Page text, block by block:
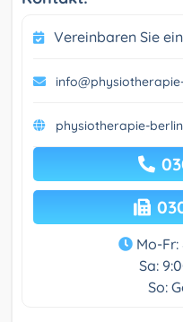
Vereinbaren Sie
physiotherapie-
Mo-Fr:
Sa:
So: